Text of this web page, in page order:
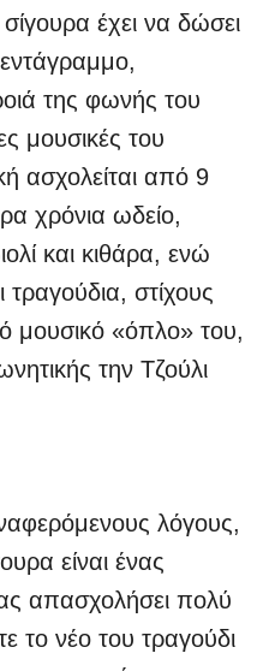
έχει να δώσει
της φωνής του
μουσικές του
ασχολείται από 9
χρόνια ωδείο,
και κιθάρα, ενώ
στίχους
μουσικό «όπλο» του,
την Τζούλι
λόγους,
είναι ένας
απασχολήσει πολύ
το νέο του τραγούδι